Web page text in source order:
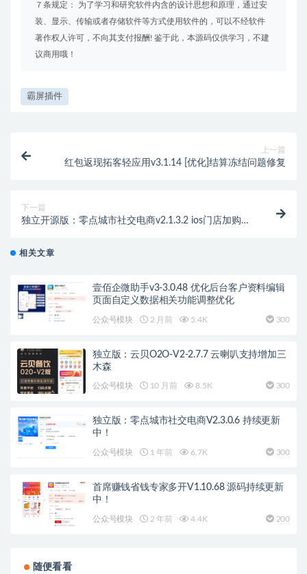
７条规定： 为了学习和研究软件内含的设计思想和原理，通过安
装、显示、传输或者存储软件等方式使用软件的，可以不经软件
著作权人许可，不向其支付报酬! 鉴于此，本源码仅供学习，不建
议商用哦！
霸屏插件
上一篇
红包返现拓客轻应用v3.1.14 [优化]结算冻结问题修复
下一篇
独立开源版：零点城市社交电商v2.1.3.2 ios门店加购物
相关文章
壹佰企微助手v3-3.0.48 优化后台客户资料编辑
页面自定义数据相关功能调整优化
公众号模块 2 月前 5.4K 300
独立版：云贝O2O-V2-2.7.7 云喇叭支持增加三
木森
公众号模块 10 月前 8.5K 300
独立版：零点城市社交电商V2.3.0.6 持续更新
中！
公众号模块 1 年前 6.7K 300
首席赚钱省钱专家多开V1.10.68 源码持续更新
中！
公众号模块 2 年前 4.4K 200
随便看看